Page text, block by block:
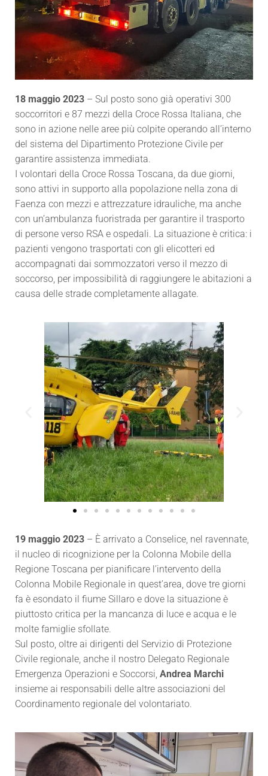
18 maggio 2023 – Sul posto sono già operativi 300
soccorritori e 87 mezzi della Croce Rossa Italiana, che
sono in azione nelle aree più colpite operando all’interno
del sistema del Dipartimento Protezione Civile per
garantire assistenza immediata.
I volontari della Croce Rossa Toscana, da due giorni,
sono attivi in supporto alla popolazione nella zona di
Faenza con mezzi e attrezzature idrauliche, ma anche
con un’ambulanza fuoristrada per garantire il trasporto
di persone verso RSA e ospedali. La situazione è critica: i
pazienti vengono trasportati con gli elicotteri ed
accompagnati dai sommozzatori verso il mezzo di
soccorso, per impossibilità di raggiungere le abitazioni a
causa delle strade completamente allagate.
19 maggio 2023 – È arrivato a Conselice, nel ravennate,
il nucleo di ricognizione per la Colonna Mobile della
Regione Toscana per pianificare l’intervento della
Colonna Mobile Regionale in quest’area, dove tre giorni
fa è esondato il fiume Sillaro e dove la situazione è
piuttosto critica per la mancanza di luce e acqua e le
molte famiglie sfollate.
Sul posto, oltre ai dirigenti del Servizio di Protezione
Civile regionale, anche il nostro Delegato Regionale
Emergenza Operazioni e Soccorsi, Andrea Marchi
insieme ai responsabili delle altre associazioni del
Coordinamento regionale del volontariato.